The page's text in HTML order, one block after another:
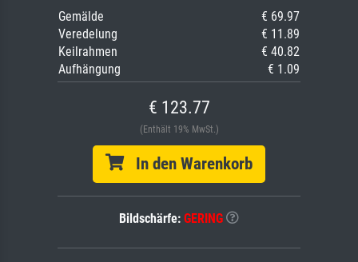
Gemälde
€ 69.97
Veredelung
€ 11.89
Keilrahmen
€ 40.82
Aufhängung
€ 1.09
€ 123.77
(Enthält 19% MwSt.)
In den Warenkorb
Bildschärfe: GERING